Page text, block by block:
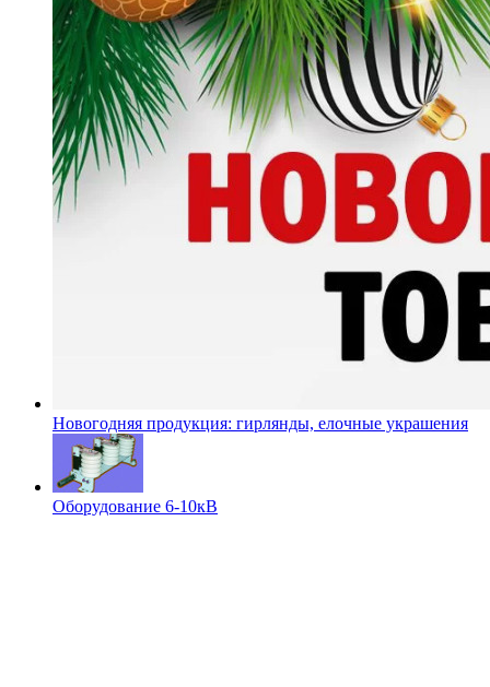
Новогодняя продукция: гирлянды, елочные украшения
Оборудование 6-10кВ